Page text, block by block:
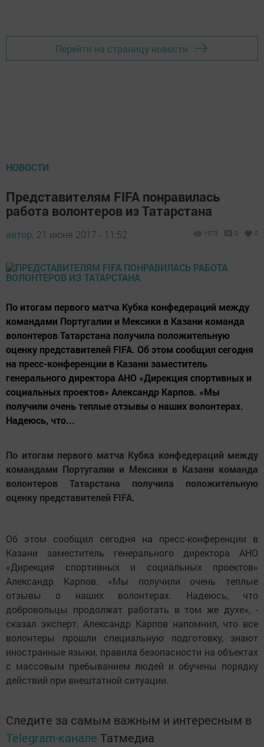
Перейти на страницу новости
НОВОСТИ
Представителям FIFA понравилась
работа волонтеров из Татарстана
автор, 21 июня 2017 - 11:52 1073 0 0
По итогам первого матча Кубка конфедераций между
командами Португалии и Мексики в Казани команда
волонтеров Татарстана получила положительную
оценку представителей FIFA. Об этом сообщил сегодня
на пресс-конференции в Казани заместитель
генерального директора АНО «Дирекция спортивных и
социальных проектов» Александр Карпов. «Мы
получили очень теплые отзывы о наших волонтерах.
Надеюсь, что...
По итогам первого матча Кубка конфедераций между
командами Португалии и Мексики в Казани команда
волонтеров Татарстана получила положительную
оценку представителей FIFA.
Об этом сообщил сегодня на пресс-конференции в
Казани заместитель генерального директора АНО
«Дирекция спортивных и социальных проектов»
Александр Карпов. «Мы получили очень теплые
отзывы о наших волонтерах. Надеюсь, что
добровольцы продолжат работать в том же духе», -
сказал эксперт. Александр Карпов напомнил, что все
волонтеры прошли специальную подготовку, знают
иностранные языки, правила безопасности на объектах
с массовым пребыванием людей и обучены порядку
действий при внештатной ситуации.
Следите за самым важным и интересным в
Telegram-канале Татмедиа